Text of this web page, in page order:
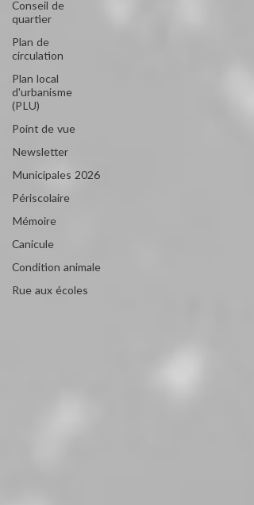
Conseil de
quartier
Plan de
circulation
Plan local
d'urbanisme
(PLU)
Point de vue
Newsletter
Municipales 2026
Périscolaire
Mémoire
Canicule
Condition animale
Rue aux écoles